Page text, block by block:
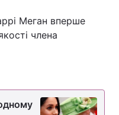
Меган вперше
члена